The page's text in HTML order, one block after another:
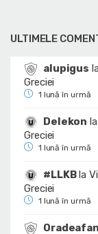
ULTIMELE
alupigus la
Greciei
1 lună în urmă
Delekon la
Greciei
1 lună în urmă
#LLKBla
Greciei
1 lună în urmă
Oradeafan